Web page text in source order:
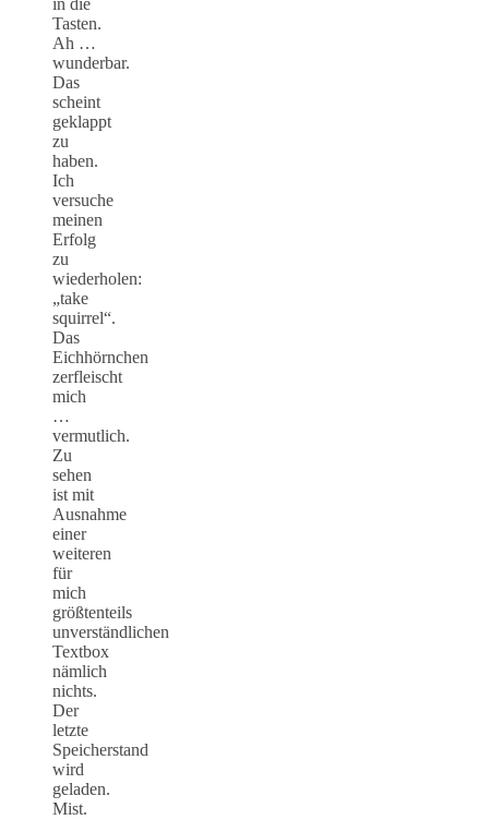
in die
Tasten.
Ah …
wunderbar.
Das
scheint
geklappt
zu
haben.
Ich
versuche
meinen
Erfolg
zu
wiederholen:
„take
squirrel“.
Das
Eichhörnchen
zerfleischt
mich
…
vermutlich.
Zu
sehen
ist mit
Ausnahme
einer
weiteren
für
mich
größtenteils
unverständlichen
Textbox
nämlich
nichts.
Der
letzte
Speicherstand
wird
geladen.
Mist.